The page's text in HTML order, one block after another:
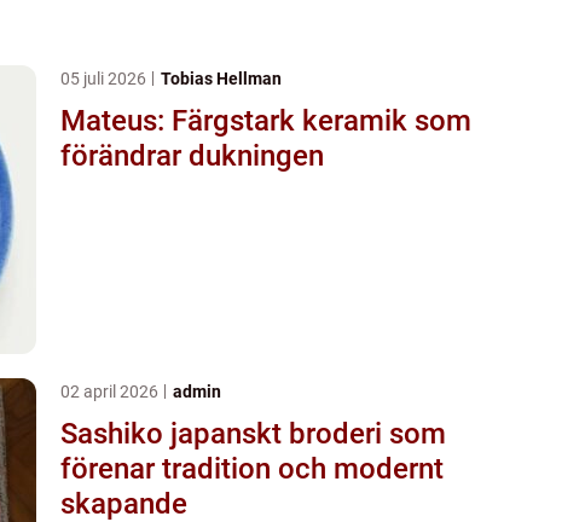
05 juli 2026 Tobias Hellman
Mateus: Färgstark keramik som
förändrar dukningen
02 april 2026 admin
Sashiko japanskt broderi som
förenar tradition och modernt
skapande